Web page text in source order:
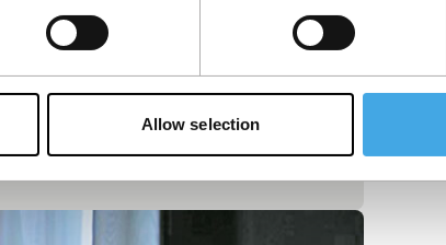
Allow selection
golven en katoenen wolken.